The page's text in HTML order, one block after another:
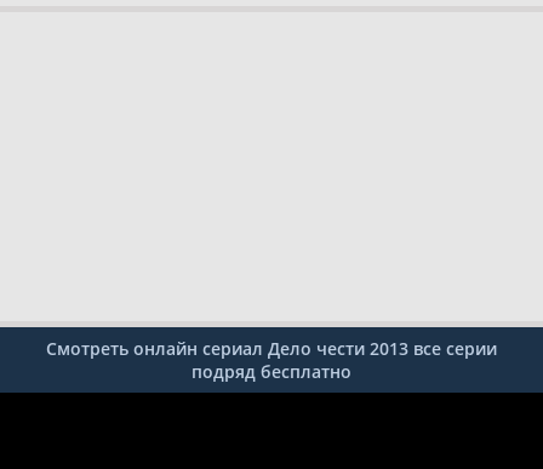
Смотреть онлайн сериал Дело чести 2013 все серии
подряд бесплатно